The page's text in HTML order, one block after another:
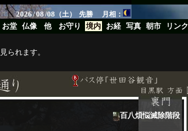
2026/08/08 （土） 先勝
月相：
お堂 仏像 他 お守り 境内 お経 写真 朝市 リンク
られます。
百八煩悩滅除階段